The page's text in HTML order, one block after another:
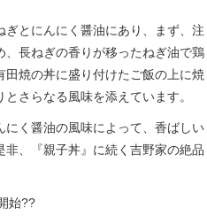
とにんにく醤油にあり、まず、注
長ねぎの香りが移ったねぎ油で鶏
焼の丼に盛り付けたご飯の上に焼
さらなる風味を添えています。
く醤油の風味によって、香ばしい
、『親子丼』に続く吉野家の絶品
始??